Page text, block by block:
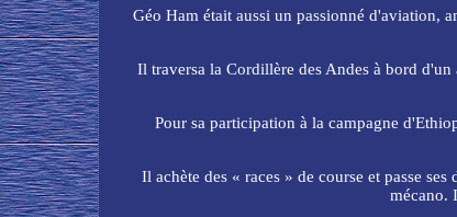
Géo Ham était aussi un passionné d'aviation,
Il traversa la Cordillère des Andes à bord
Pour sa participation à la campagne
Il achète des « races » de course et passe
mécano.